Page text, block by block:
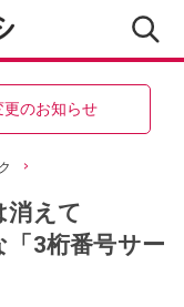
更のお知らせ
消えて
「3桁番号サー